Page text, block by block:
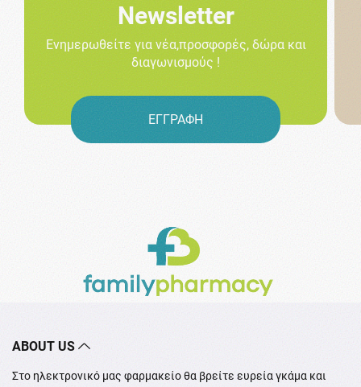
Newsletter
Ενημερωθείτε για νέα,προσφορές, δώρα και
διαγωνισμούς !
ΕΓΓΡΑΦΗ
ABOUT US
Στο ηλεκτρονικό μας φαρμακείο θα βρείτε ευρεία γκάμα και